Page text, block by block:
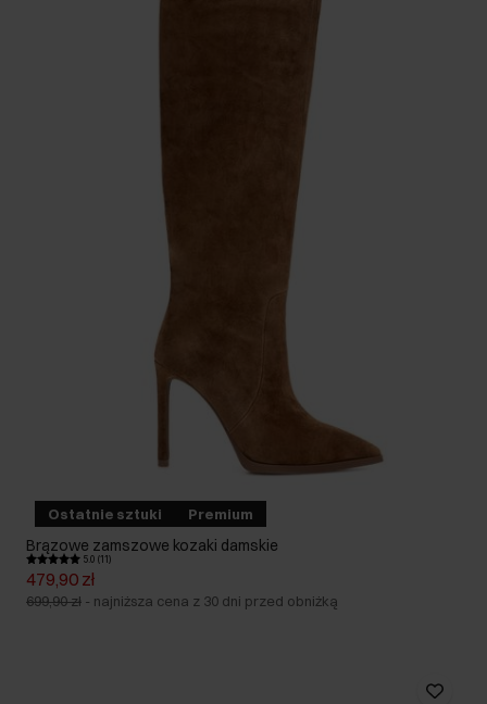
Ostatnie sztuki Premium
Brązowe zamszowe kozaki damskie
5.0 (11)
479,90 zł
699,90 zł - najniższa cena z 30 dni przed obniżką